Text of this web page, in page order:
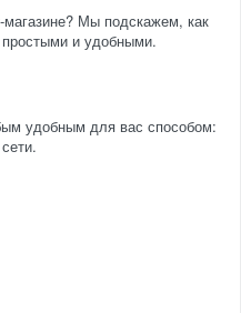
Мы подскажем, как
простыми и удобными.
удобным для вас способом: